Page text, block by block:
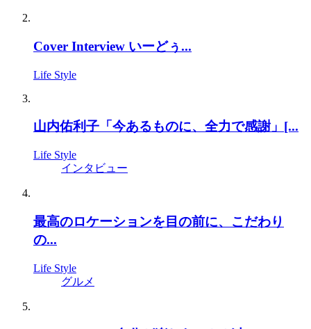
Cover Interview いーどぅ...
Life Style
山内佑利子「今あるものに、全力で感謝」[...
Life Style
インタビュー
最高のロケーションを目の前に、こだわり
の...
Life Style
グルメ